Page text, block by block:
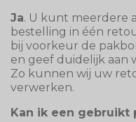
Ja. U kunt meerdere
bestelling in één
bij voorkeur de
en geef duidelijk aan
Zo kunnen wij uw
verwerken.
Kan ik een gebruikt